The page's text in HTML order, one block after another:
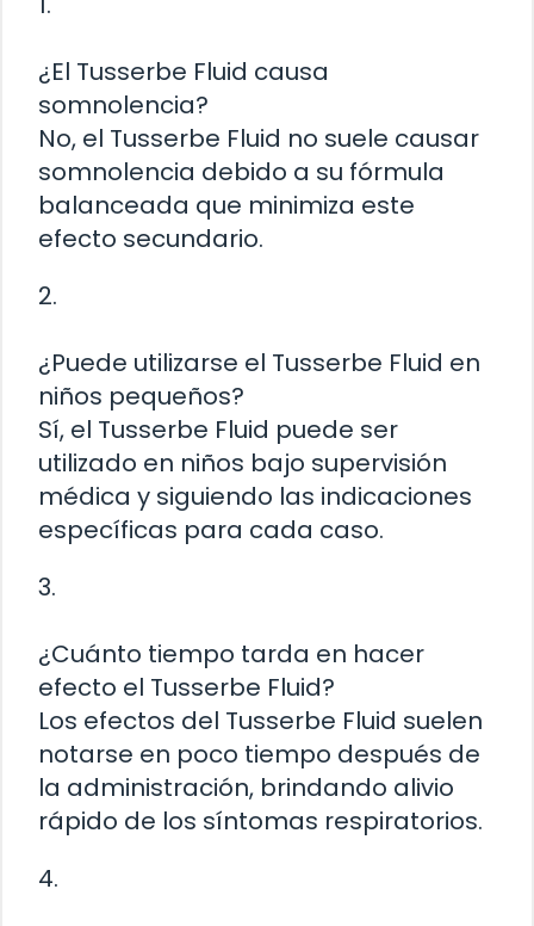
¿El Tusserbe Fluid causa
somnolencia?
No, el Tusserbe Fluid no suele causar
somnolencia debido a su fórmula
balanceada que minimiza este
efecto secundario.
2.
¿Puede utilizarse el Tusserbe Fluid en
niños pequeños?
Sí, el Tusserbe Fluid puede ser
utilizado en niños bajo supervisión
médica y siguiendo las indicaciones
específicas para cada caso.
3.
¿Cuánto tiempo tarda en hacer
efecto el Tusserbe Fluid?
Los efectos del Tusserbe Fluid suelen
notarse en poco tiempo después de
la administración, brindando alivio
rápido de los síntomas respiratorios.
4.